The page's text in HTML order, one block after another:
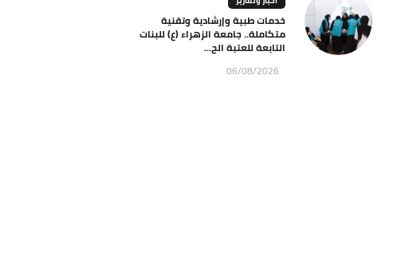
خدمات طبية وإرشادية وتقنية
متكاملة.. جامعة الزهراء (ع) للبنات
التابعة للعتبة الح...
06/08/2026